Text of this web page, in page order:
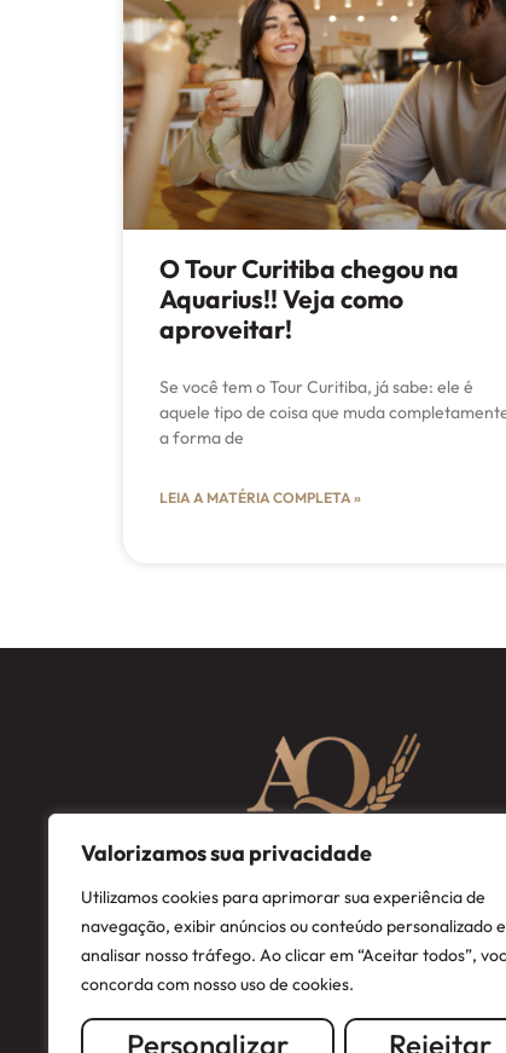
Valorizamos sua privacidade
Utilizamos cookies para aprimorar sua experiência de
navegação, exibir anúncios ou conteúdo personalizado e
analisar nosso tráfego. Ao clicar em “Aceitar todos”,
concorda com nosso uso de cookies.
Personalizar Rejeitar
O Tour Curitiba chegou na
Aquarius!! Veja como
aproveitar!
Se você tem o Tour Curitiba, já sabe: ele é
aquele tipo de coisa que muda
a forma de
LEIA A MATÉRIA COMPLETA »